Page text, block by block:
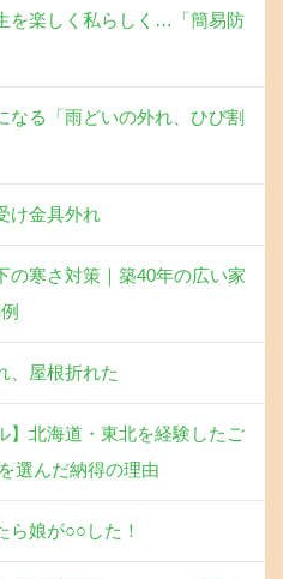
を楽しく私らしく…「簡易防
なる「雨どいの外れ、ひび割
け金具外れ
の寒さ対策｜築40年の広い家
、屋根折れた
】北海道・東北を経験したご
選んだ納得の理由
ら娘が○○した！